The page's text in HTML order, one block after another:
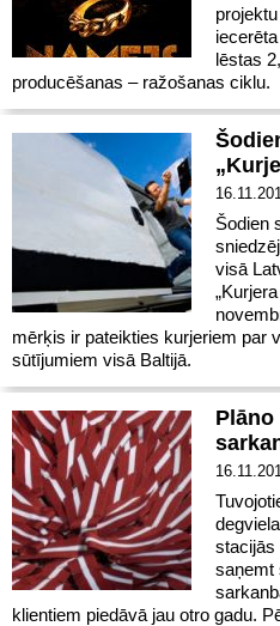
lēstas
producēšanas – ražošanas ciklu.
Šodien
visā
mērķis ir pateikties kurjeriem par
sūtījumiem visā Baltijā.
stacijās
saņemt
klientiem piedāvā jau otro gadu.